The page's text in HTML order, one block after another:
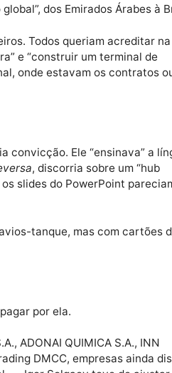
com um sorriso
o conhecimento não é
russo. Assim
e “construir um
terminal, onde estavam os
vendia convicção. Ele
reversa
sem navios-tanque, mas